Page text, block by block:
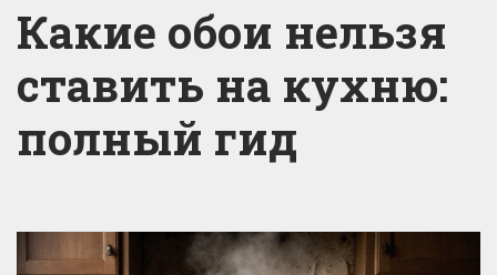
Какие обои нельзя
ставить на кухню:
полный гид